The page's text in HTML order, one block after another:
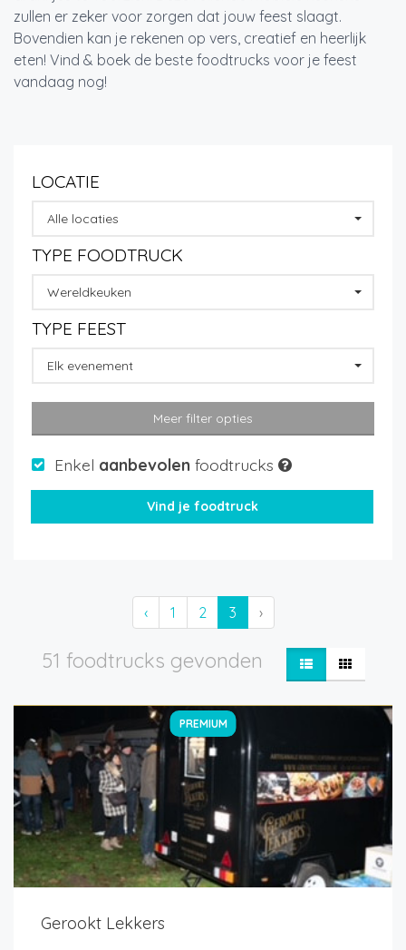
zullen er zeker voor zorgen dat jouw feest slaagt.
Bovendien kan je rekenen op vers, creatief en heerlijk
eten! Vind & boek de beste foodtrucks voor je feest
vandaag nog!
LOCATIE
Alle locaties
TYPE FOODTRUCK
Wereldkeuken
TYPE FEEST
Elk evenement
Meer filter opties
Enkel aanbevolen foodtrucks
‹ 1 2 3 ›
51 foodtrucks gevonden
PREMIUM
Gerookt Lekkers